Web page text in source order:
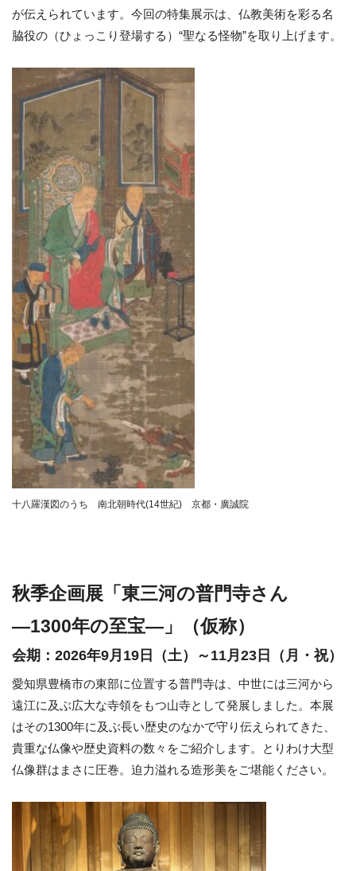
が伝えられています。今回の特集展示は、仏教美術を彩る名
脇役の（ひょっこり登場する）“聖なる怪物”を取り上げます。
十八羅漢図のうち 南北朝時代(14世紀) 京都・廣誠院
秋季企画展「東三河の普門寺さん
―1300年の至宝―」（仮称）
会期：2026年9月19日（土）～11月23日（月・祝）
愛知県豊橋市の東部に位置する普門寺は、中世には三河から
遠江に及ぶ広大な寺領をもつ山寺として発展しました。本展
はその1300年に及ぶ長い歴史のなかで守り伝えられてきた、
貴重な仏像や歴史資料の数々をご紹介します。とりわけ大型
仏像群はまさに圧巻。迫力溢れる造形美をご堪能ください。